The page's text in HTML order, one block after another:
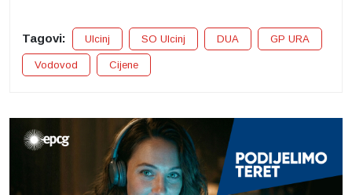
Tagovi: Ulcinj SO Ulcinj DUA GP URA
Vodovod Cijene